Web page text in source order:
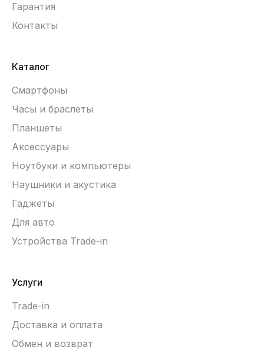
Гарантия
Контакты
Каталог
Смартфоны
Часы и браслеты
Планшеты
Аксессуары
Ноутбуки и компьютеры
Наушники и акустика
Гаджеты
Для авто
Устройства Trade-in
Услуги
Trade-in
Доставка и оплата
Обмен и возврат